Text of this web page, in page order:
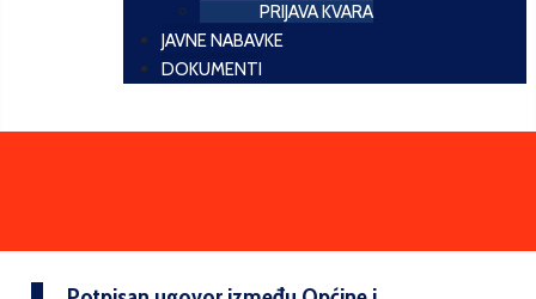
PRIJAVA KVARA
JAVNE NABAVKE
DOKUMENTI